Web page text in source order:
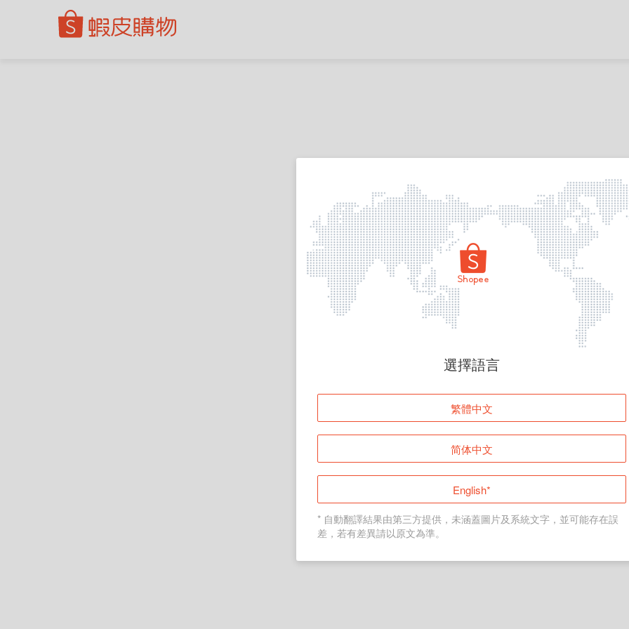
頁面無法顯示
登入
返回首頁
選擇語言
繁體中文
简体中文
English*
* 自動翻譯結果由第三方提供，未涵蓋圖片及系統文字，並可能存在誤
差，若有差異請以原文為準。